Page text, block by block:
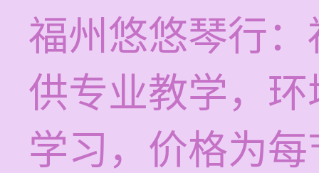
福州悠悠琴行
供专业教学，
学习，价格为